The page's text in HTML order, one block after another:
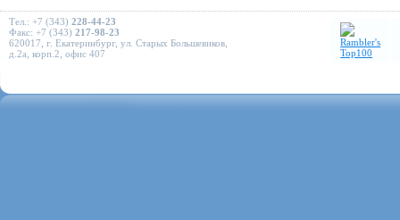
Тел.: +7 (343) 228-44-23
Факс: +7 (343) 217-98-23
620017, г. Екатеринбург, ул. Старых Большевиков,
д.2а, корп.2, офис 407